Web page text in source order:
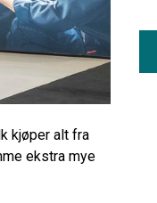
kjøper alt fra
ekstra mye